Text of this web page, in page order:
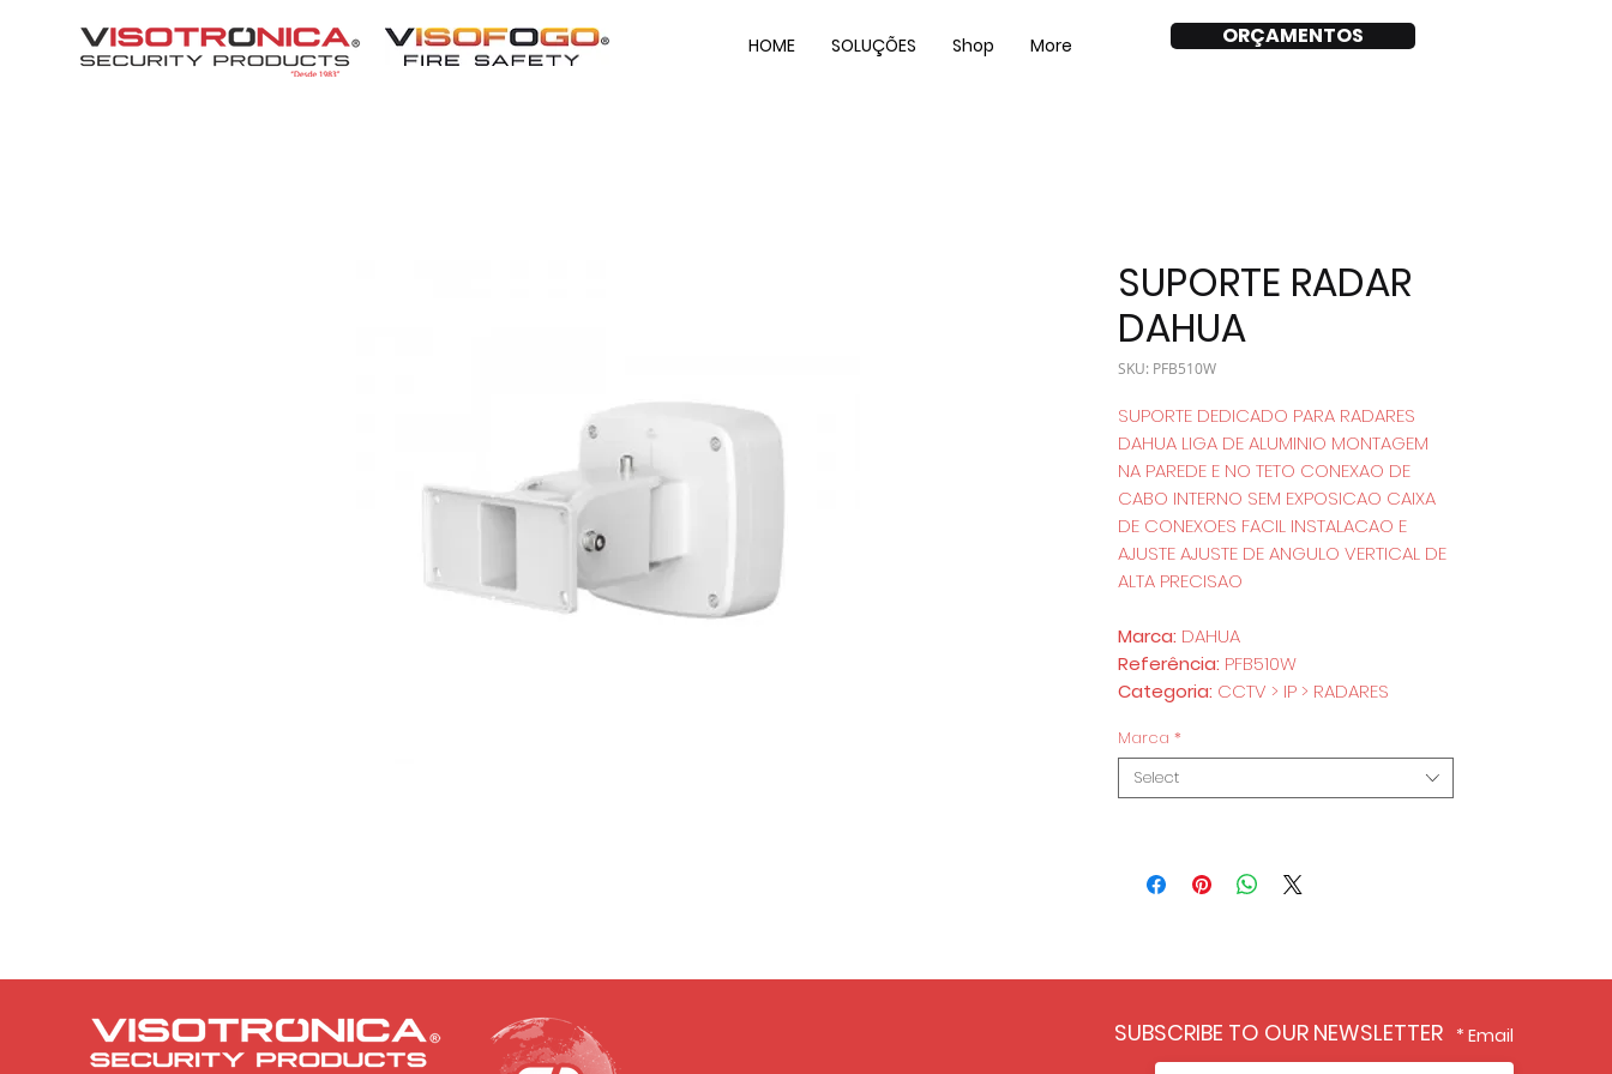
HOME SOLUÇÕES Shop More ORÇAMENTOS
SUPORTE RADAR
DAHUA
SKU: PFB510W
SUPORTE DEDICADO PARA RADARES
DAHUA LIGA DE ALUMINIO MONTAGEM
NA PAREDE E NO TETO CONEXAO DE
CABO INTERNO SEM EXPOSICAO CAIXA
DE CONEXOES FACIL INSTALACAO E
AJUSTE AJUSTE DE ANGULO VERTICAL DE
ALTA PRECISAO
Marca: DAHUA
Referência: PFB510W
Categoria: CCTV > IP > RADARES
Marca *
Select
SUBSCRIBE TO OUR NEWSLETTER Email